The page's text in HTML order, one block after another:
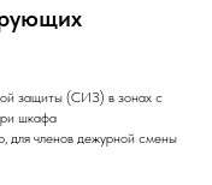
защиты (СИЗ) в зонах с
шкафа
для членов дежурной смены